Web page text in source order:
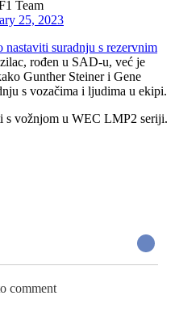
Team
25, 2023
nastaviti suradnju s rezervnim
rođen u SAD-u, već je
Gunther Steiner i Gene
s vozačima i ljudima u ekipi.
s vožnjom u WEC LMP2 seriji.
comment